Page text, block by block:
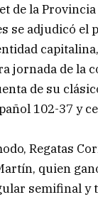
de la
se adjudicó el
jornada de la
de su
102-37 y
Regatas
quien
semifinal y